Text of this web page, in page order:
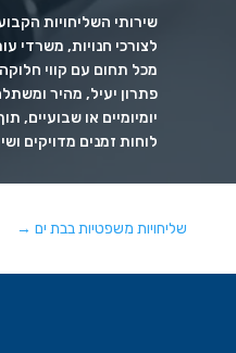
שירותי השליחויות
לצורכי חנויות, משרדי
מכל תחום עם קווי
פתרון יעיל, מהיר
יומיומיים או שבועיים,
לוחות זמנים מדויקים
שליחויות משפטיות בבת ים→